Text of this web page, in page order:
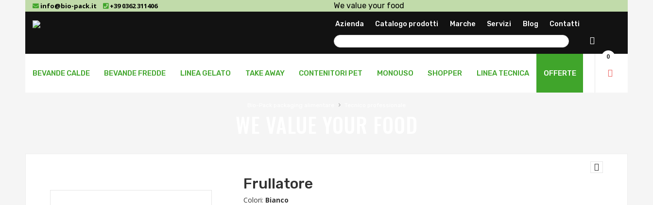
info@bio-pack.it +39 0362 311406
We value your food
Prodotti in pronta consegna
Personalizza il tuo packaging
Azienda Catalogo prodotti Marche Servizi Blog Contatti
BEVANDE CALDE BEVANDE FREDDE LINEA GELATO TAKE AWAY CONTENITORI PET MONOUSO SHOPPER LINEA TECNICA OFFERTE
0
›
Frullatore
Colori: Bianco